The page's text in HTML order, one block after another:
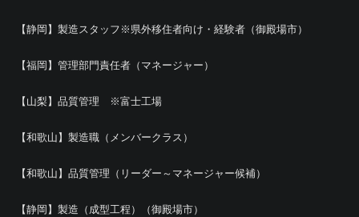
【静岡】製造スタッフ※県外移住者向け・経験者（御殿場市）
【福岡】管理部門責任者（マネージャー）
【山梨】品質管理 ※富士工場
【和歌山】製造職（メンバークラス）
【和歌山】品質管理（リーダー～マネージャー候補）
【静岡】製造（成型工程）（御殿場市）